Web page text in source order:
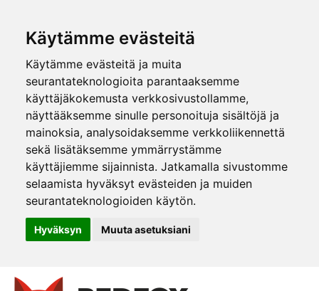
Käytämme evästeitä
Käytämme evästeitä ja muita
seurantateknologioita parantaaksemme
käyttäjäkokemusta verkkosivustollamme,
näyttääksemme sinulle personoituja sisältöjä ja
mainoksia, analysoidaksemme verkkoliikennettä
sekä lisätäksemme ymmärrystämme
käyttäjiemme sijainnista. Jatkamalla sivustomme
selaamista hyväksyt evästeiden ja muiden
seurantateknologioiden käytön.
Hyväksyn Muuta asetuksiani